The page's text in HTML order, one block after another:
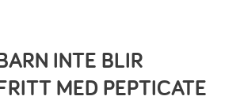
INTE BLIR
MED PEPTICATE